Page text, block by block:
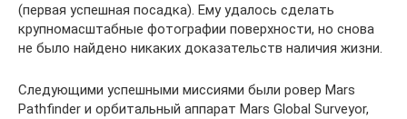
(первая успешная посадка). Ему удалось сделать
крупномасштабные фотографии поверхности, но снова
не было найдено никаких доказательств наличия жизни.
Следующими успешными миссиями были ровер Mars
Pathfinder и орбитальный аппарат Mars Global Surveyor,